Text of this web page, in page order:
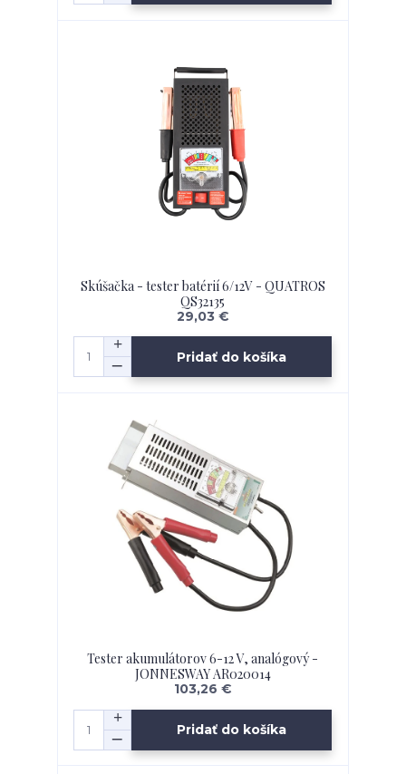
Skúšačka - tester batérií 6/12V - QUATROS
QS32135
29,03 €
Pridať do košíka
Tester akumulátorov 6-12 V, analógový -
JONNESWAY AR020014
103,26 €
Pridať do košíka